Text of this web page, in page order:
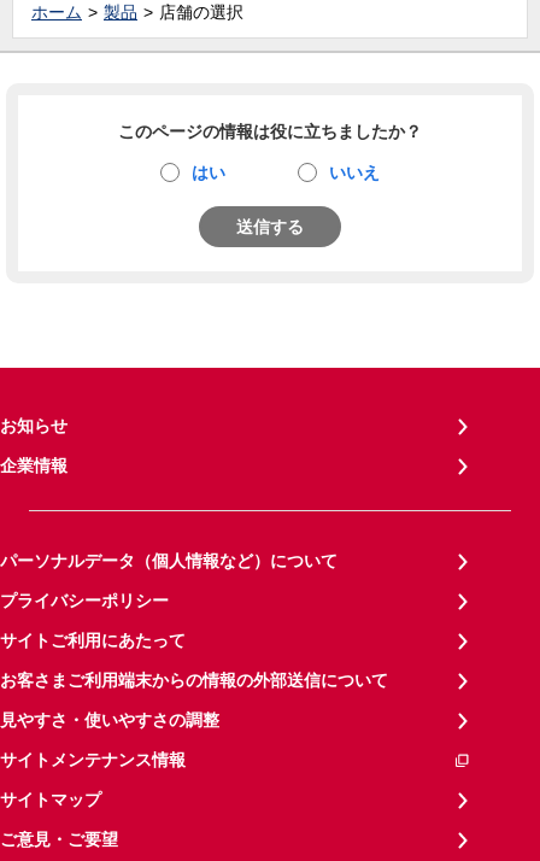
ホーム 製品 店舗の選択
このページの情報は役に立ちましたか？
はい いいえ
送信する
お知らせ
企業情報
パーソナルデータ（個人情報など）について
プライバシーポリシー
サイトご利用にあたって
お客さまご利用端末からの情報の外部送信について
見やすさ・使いやすさの調整
サイトメンテナンス情報
サイトマップ
ご意見・ご要望